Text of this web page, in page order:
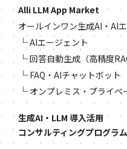
Alli LLM App Market
オールインワン生成AI・AI
└AIエージェント
└回答自動生成（高精度
└ FAQ・AIチャットボット
└ オンプレミス・プライベ
生成AI・LLM 導入活用
コンサルティングプログラム